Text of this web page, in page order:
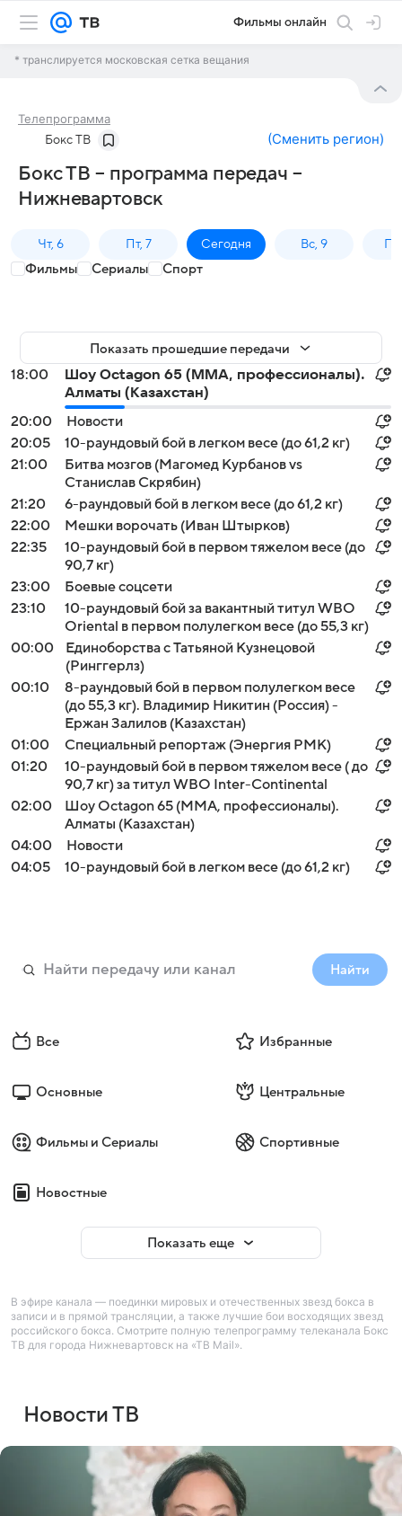
Фильмы онлайн
* транслируется московская сетка вещания
Телепрограмма
Бокс ТВ (Сменить регион)
Бокс ТВ – программа передач –
Нижневартовск
Чт, 6 Пт, 7 Сегодня Вс, 9
Фильмы Сериалы Спорт
Показать прошедшие передачи
18:00
Шоу Octagon 65 (MMA, профессионалы).
Алматы (Казахстан)
20:00
Новости
20:05
10-раундовый бой в легком весе (до 61,2 кг)
21:00
Битва мозгов (Магомед Курбанов vs
Станислав Скрябин)
21:20
6-раундовый бой в легком весе (до 61,2 кг)
22:00
Мешки ворочать (Иван Штырков)
22:35
10-раундовый бой в первом тяжелом весе (до
90,7 кг)
23:00
Боевые соцсети
23:10
10-раундовый бой за вакантный титул WBO
Oriental в первом полулегком весе (до 55,3 кг)
00:00
Единоборства с Татьяной Кузнецовой
(Ринггерлз)
00:10
8-раундовый бой в первом полулегком весе
(до 55,3 кг). Владимир Никитин (Россия) -
Ержан Залилов (Казахстан)
01:00
Специальный репортаж (Энергия РМК)
01:20
10-раундовый бой в первом тяжелом весе ( до
90,7 кг) за титул WBO Inter-Continental
02:00
Шоу Octagon 65 (MMA, профессионалы).
Алматы (Казахстан)
04:00
Новости
04:05
10-раундовый бой в легком весе (до 61,2 кг)
Найти
Все Избранные
Основные Центральные
Фильмы и Сериалы Спортивные
Новостные
Показать еще
В эфире канала — поединки мировых и отечественных звезд бокса в
записи и в прямой трансляции, а также лучшие бои восходящих звезд
российского бокса. Смотрите полную телепрограмму телеканала Бокс
ТВ для города Нижневартовск на «ТВ Mail».
Новости ТВ